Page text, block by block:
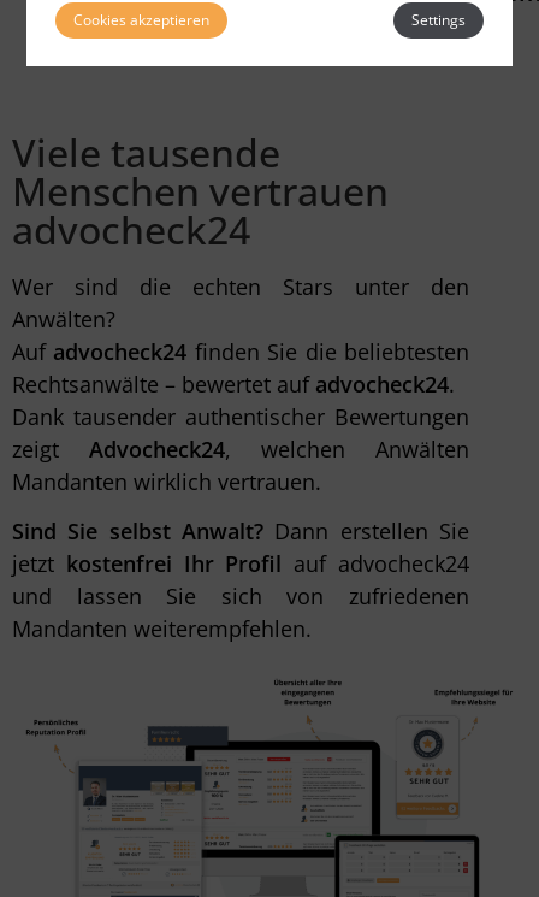
finden
Viele tausende
Menschen vertrauen
advocheck24
Wer sind die echten Stars unter den
Anwälten?
Auf advocheck24 finden Sie die beliebtesten
Rechtsanwälte – bewertet auf advocheck24.
Dank tausender authentischer Bewertungen
zeigt Advocheck24, welchen Anwälten
Mandanten wirklich vertrauen.
Sind Sie selbst Anwalt? Dann erstellen Sie
jetzt kostenfrei Ihr Profil auf advocheck24
und lassen Sie sich von zufriedenen
Mandanten weiterempfehlen.
Cookies akzeptieren Settings